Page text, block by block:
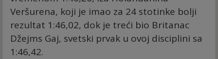
Veršurena, koji je imao za 24 stotinke bolji
rezultat 1:46,02, dok je treći bio Britanac
Džejms Gaj, svetski prvak u ovoj disciplini sa
1:46,42.